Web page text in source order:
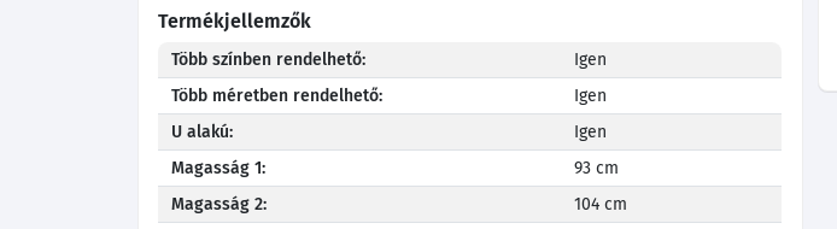
Termékjellemzők
Több színben rendelhető:
Igen
Több méretben rendelhető:
Igen
U alakú:
Igen
Magasság 1:
93 cm
Magasság 2:
104 cm